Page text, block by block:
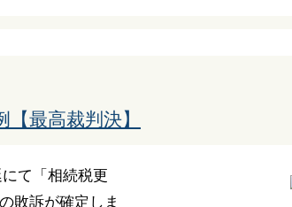
最高裁判決】
て「相続税更
敗訴が確定しま